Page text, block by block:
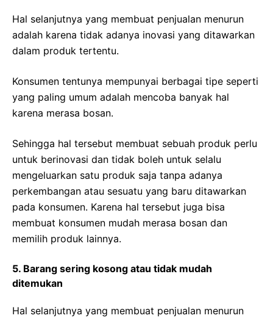
Hal selanjutnya yang membuat penjualan menurun
adalah karena tidak adanya inovasi yang ditawarkan
dalam produk tertentu.
Konsumen tentunya mempunyai berbagai tipe seperti
yang paling umum adalah mencoba banyak hal
karena merasa bosan.
Sehingga hal tersebut membuat sebuah produk perlu
untuk berinovasi dan tidak boleh untuk selalu
mengeluarkan satu produk saja tanpa adanya
perkembangan atau sesuatu yang baru ditawarkan
pada konsumen. Karena hal tersebut juga bisa
membuat konsumen mudah merasa bosan dan
memilih produk lainnya.
5. Barang sering kosong atau tidak mudah
ditemukan
Hal selanjutnya yang membuat penjualan menurun